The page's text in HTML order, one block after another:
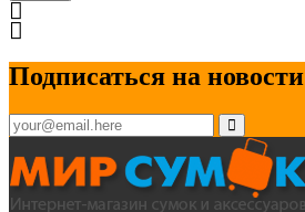
Подписаться на новости